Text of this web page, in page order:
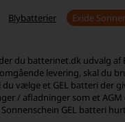
27-32
Blybatterier Exide
du batterinet.dk udvalg af
levering, skal du
du vælge et GEL batteri der
/ afladninger som et AGM
GEL batteri